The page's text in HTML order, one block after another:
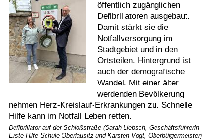
Verkehr
Gesundheit
Kultur
Sport
Termine
öffentlich zugänglichen
Defibrillatoren ausgebaut.
Damit stärkt sie die
Notfallversorgung im
Stadtgebiet und in den
Ortsteilen. Hintergrund ist
auch der demografische
Wandel. Mit einer älter
werdenden Bevölkerung
nehmen Herz-Kreislauf-Erkrankungen zu. Schnelle
Hilfe kann im Notfall Leben retten.
Defibrillator auf der Schloßstraße (Sarah Liebsch, Geschäftsführerin
Erste-Hilfe-Schule Oberlausitz und Karsten Vogt, Oberbürgermeister)